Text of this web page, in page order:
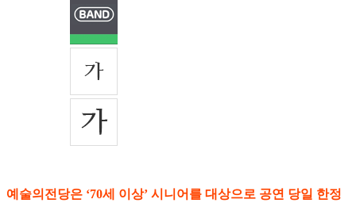
예술의전당은 ‘70세 이상’ 시니어를 대상으로 공연 당일 한정